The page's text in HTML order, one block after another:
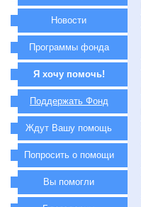
Новости
Программы фонда
Я хочу помочь!
Поддержать Фонд
Ждут Вашу помощь
Попросить о помощи
Вы помогли